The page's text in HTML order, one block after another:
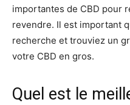
importantes de CBD pour
revendre. Il est important
recherche et trouviez un
votre CBD en gros.
Quel est le